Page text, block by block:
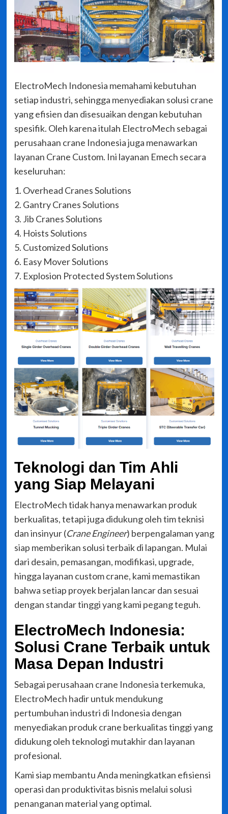
ElectroMech Indonesia memahami kebutuhan
setiap industri, sehingga menyediakan solusi crane
yang efisien dan disesuaikan dengan kebutuhan
spesifik. Oleh karena itulah ElectroMech sebagai
perusahaan crane Indonesia juga menawarkan
layanan Crane Custom. Ini layanan Emech secara
keseluruhan:
1. Overhead Cranes Solutions
2. Gantry Cranes Solutions
3. Jib Cranes Solutions
4. Hoists Solutions
5. Customized Solutions
6. Easy Mover Solutions
7. Explosion Protected System Solutions
Teknologi dan Tim Ahli
yang Siap Melayani
ElectroMech tidak hanya menawarkan produk
berkualitas, tetapi juga didukung oleh tim teknisi
dan insinyur (Crane Engineer) berpengalaman yang
siap memberikan solusi terbaik di lapangan. Mulai
dari desain, pemasangan, modifikasi, upgrade,
hingga layanan custom crane, kami memastikan
bahwa setiap proyek berjalan lancar dan sesuai
dengan standar tinggi yang kami pegang teguh.
ElectroMech Indonesia:
Solusi Crane Terbaik untuk
Masa Depan Industri
Sebagai perusahaan crane Indonesia terkemuka,
ElectroMech hadir untuk mendukung
pertumbuhan industri di Indonesia dengan
menyediakan produk crane berkualitas tinggi yang
didukung oleh teknologi mutakhir dan layanan
profesional.
Kami siap membantu Anda meningkatkan efisiensi
operasi dan produktivitas bisnis melalui solusi
penanganan material yang optimal.